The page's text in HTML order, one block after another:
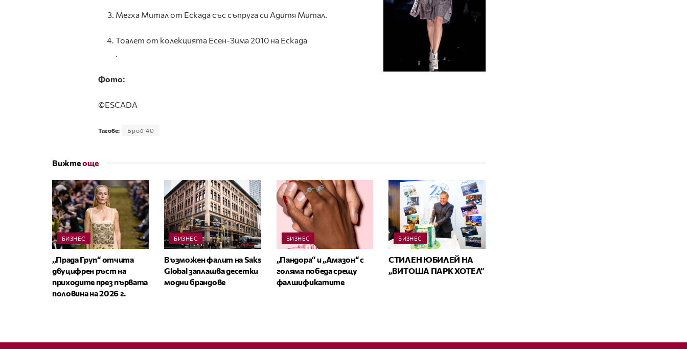
Мегха Митал от Ескада със съпруга си Адитя Митал.
Тоалет от колекцията Есен-Зима 2010 на Ескада
.
Фото:
©ЕSCADA
Тагове: Брой 40
Вижтеоще
БИЗНЕС
,,Прада Груп“ отчита
двуцифрен ръст на
приходите през първата
половина на 2026 г.
БИЗНЕС
Възможен фалит на Saks
Global заплашва десетки
модни брандове
БИЗНЕС
„Пандора“ и „Амазон“ с
голяма победа срещу
фалшификатите
БИЗНЕС
СТИЛЕН ЮБИЛЕЙ НА
„ВИТОША ПАРК ХОТЕЛ“